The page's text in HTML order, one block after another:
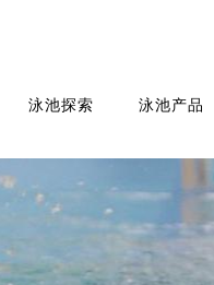
泳池探索 泳池产品